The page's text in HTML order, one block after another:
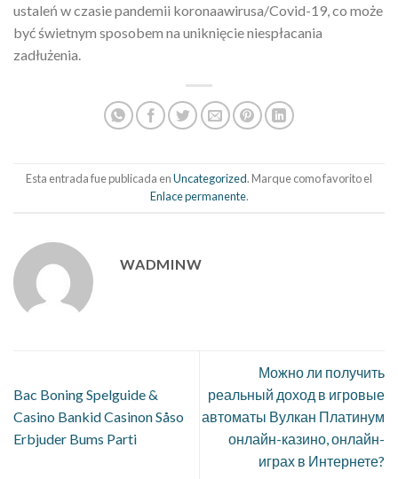
ustaleń w czasie pandemii koronaawirusa/Covid-19, co może
być świetnym sposobem na uniknięcie niespłacania
zadłużenia.
Esta entrada fue publicada enUncategorized. Marque como favorito el
Enlace permanente.
WADMINW
Bac Boning Spelguide &
Casino Bankid Casinon Såso
Erbjuder Bums Parti
Можно ли получить
реальный доход в игровые
автоматы Вулкан Платинум
онлайн-казино, онлайн-
играх в Интернете?